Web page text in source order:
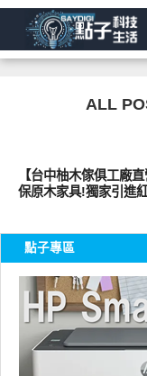
ALL
【台中柚木傢俱工廠
保原木家具!獨家引進
點子專區